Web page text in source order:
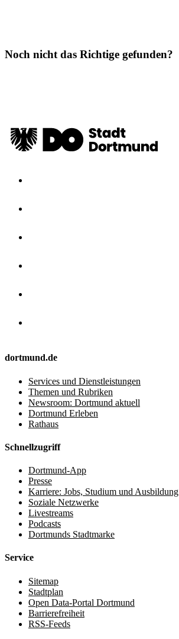
Noch nicht das Richtige gefunden?
dortmund.de
Services und Dienstleistungen
Themen und Rubriken
Newsroom: Dortmund aktuell
Dortmund Erleben
Rathaus
Schnellzugriff
Dortmund-App
Presse
Karriere: Jobs, Studium und Ausbildung
Soziale Netzwerke
Livestreams
Podcasts
Dortmunds Stadtmarke
Service
Sitemap
Stadtplan
Open Data-Portal Dortmund
Barrierefreiheit
RSS-Feeds